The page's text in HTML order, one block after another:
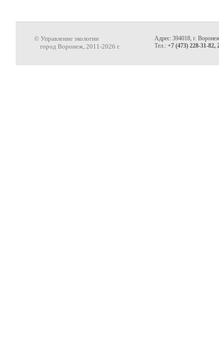
© Управление экологии
город Воронеж, 2011-2026 г.
Адрес: 394018, г.
Тел.: +7 (473) 228-31-82,